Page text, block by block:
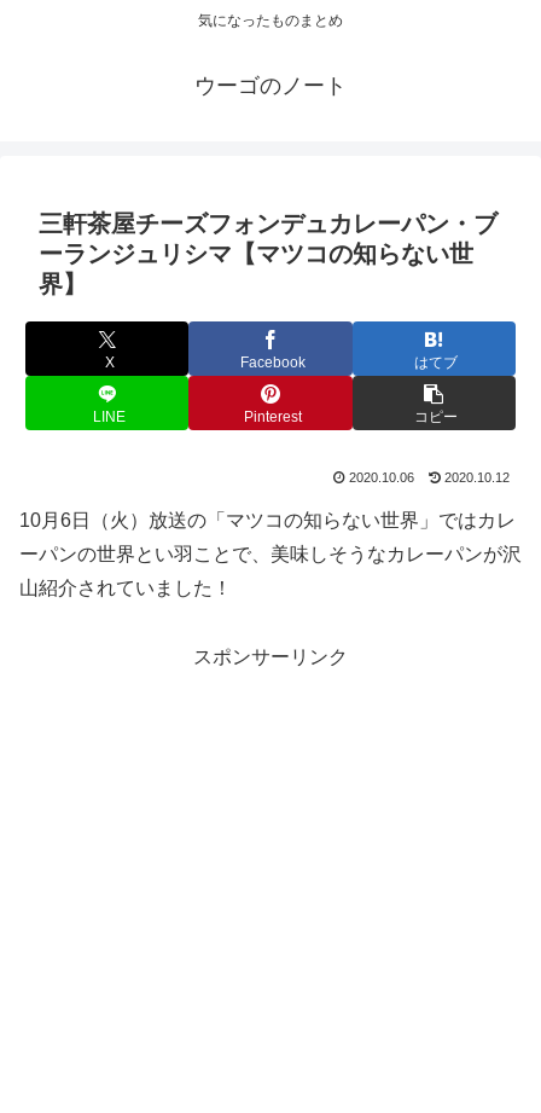
気になったものまとめ
ウーゴのノート
三軒茶屋チーズフォンデュカレーパン・ブ
ーランジュリシマ【マツコの知らない世
界】
X Facebook はてブ
LINE Pinterest コピー
2020.10.06 2020.10.12
10月6日（火）放送の「マツコの知らない世界」ではカレ
ーパンの世界とい羽ことで、美味しそうなカレーパンが沢
山紹介されていました！
スポンサーリンク